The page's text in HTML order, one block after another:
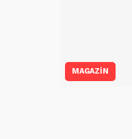
MAGAZİN